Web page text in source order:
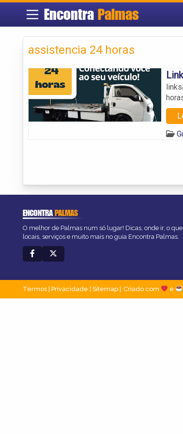
Encontra Palmas
assistencia 24 horas
ENCONTRAPALMAS
O melhor de Palmas num só lugar! Dicas, onde ir, o
locais, serviços e muito mais no guia Encontra Palmas.
Termos Privacidade Sitemap Criado com e